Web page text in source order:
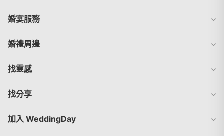
婚宴服務
婚禮周邊
找靈感
找分享
加入 WeddingDay